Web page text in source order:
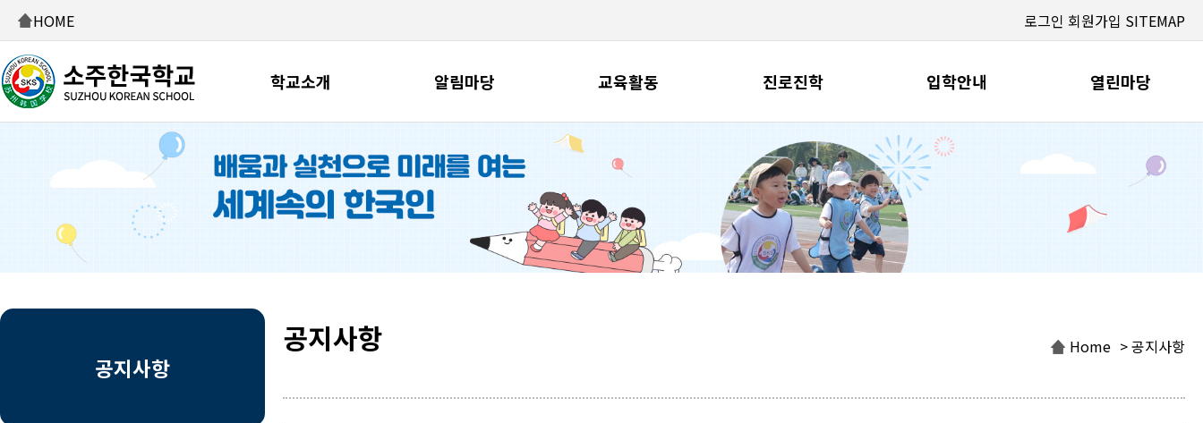
HOME 로그인 회원가입 SITEMAP
학교소개 알림마당 교육활동 진로진학 입학안내 열린마당
공지사항
공지사항 Home > 공지사항